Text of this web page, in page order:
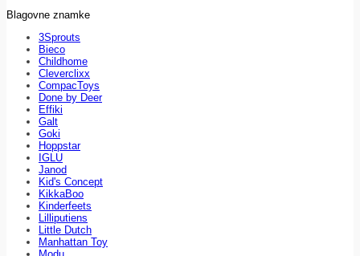
Blagovne znamke
3Sprouts
Bieco
Childhome
Cleverclixx
CompacToys
Done by Deer
Effiki
Galt
Goki
Hoppstar
IGLU
Janod
Kid's Concept
KikkaBoo
Kinderfeets
Lilliputiens
Little Dutch
Manhattan Toy